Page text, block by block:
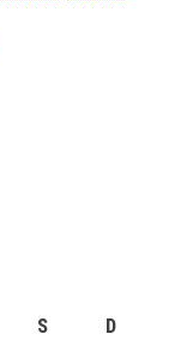
S
D